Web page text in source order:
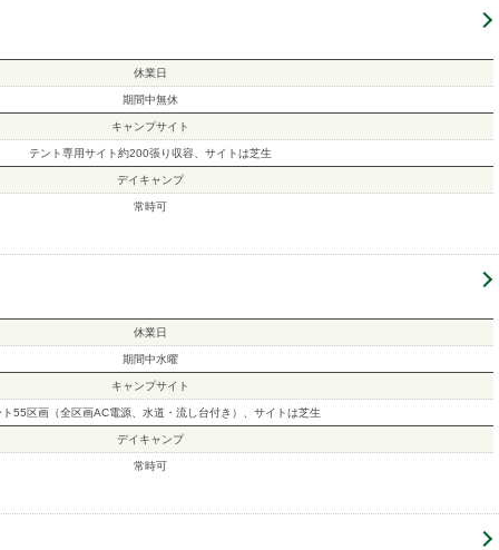
休業日
期間中無休
キャンプサイト
テント専用サイト約200張り収容、サイトは芝生
デイキャンプ
常時可
休業日
期間中水曜
キャンプサイト
ト55区画（全区画AC電源、水道・流し台付き）、サイトは芝生
デイキャンプ
常時可